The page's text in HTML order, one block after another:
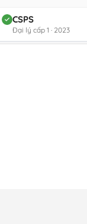
CSPS
Đại lý cấp 1 · 2023